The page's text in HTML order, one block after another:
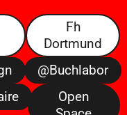
Fh
Dortmund
@buchlabor
Open